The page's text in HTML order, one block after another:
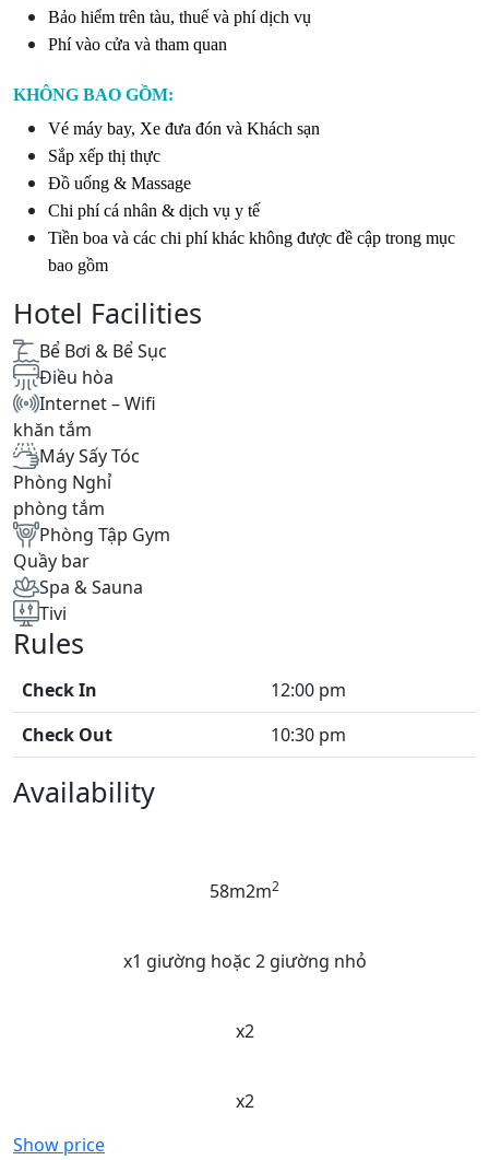
Bảo hiểm trên tàu, thuế và phí dịch vụ
Phí vào cửa và tham quan
KHÔNG BAO GỒM:
Vé máy bay, Xe đưa đón và Khách sạn
Sắp xếp thị thực
Đồ uống & Massage
Chi phí cá nhân & dịch vụ y tế
Tiền boa và các chi phí khác không được đề cập trong mục
bao gồm
Hotel Facilities
Bể Bơi & Bể Sục
Điều hòa
Internet – Wifi
khăn tắm
Máy Sấy Tóc
Phòng Nghỉ
phòng tắm
Phòng Tập Gym
Quầy bar
Spa & Sauna
Tivi
Rules
Check In
12:00 pm
Check Out
10:30 pm
Availability
58m2m2
x1 giường hoặc 2 giường nhỏ
x2
x2
Show price